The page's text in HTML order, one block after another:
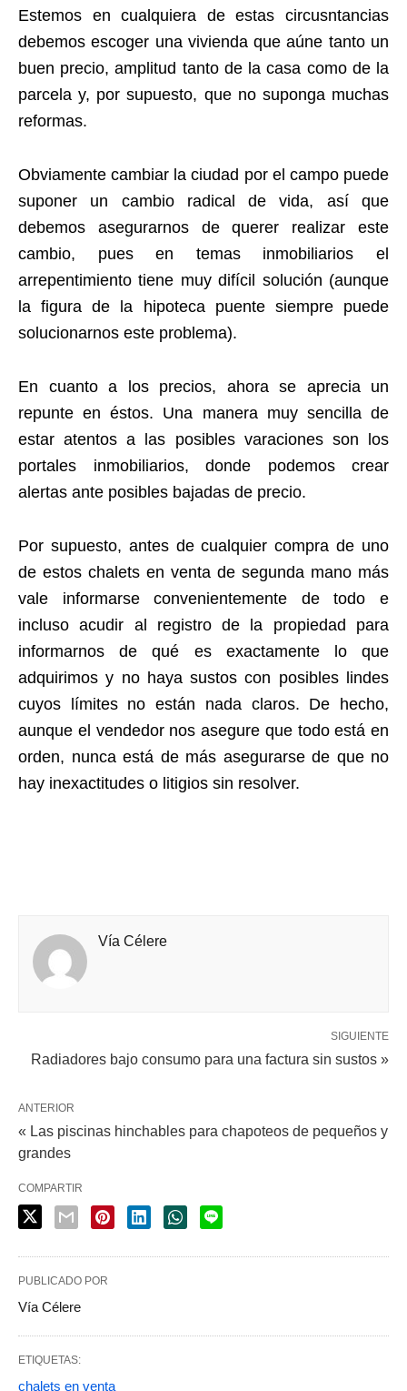
Estemos en cualquiera de estas circusntancias
debemos escoger una vivienda que aúne tanto un
buen precio, amplitud tanto de la casa como de la
parcela y, por supuesto, que no suponga muchas
reformas.
Obviamente cambiar la ciudad por el campo puede
suponer un cambio radical de vida, así que
debemos asegurarnos de querer realizar este
cambio, pues en temas inmobiliarios el
arrepentimiento tiene muy difícil solución (aunque
la figura de la hipoteca puente siempre puede
solucionarnos este problema).
En cuanto a los precios, ahora se aprecia un
repunte en éstos. Una manera muy sencilla de
estar atentos a las posibles varaciones son los
portales inmobiliarios, donde podemos crear
alertas ante posibles bajadas de precio.
Por supuesto, antes de cualquier compra de uno
de estos chalets en venta de segunda mano más
vale informarse convenientemente de todo e
incluso acudir al registro de la propiedad para
informarnos de qué es exactamente lo que
adquirimos y no haya sustos con posibles lindes
cuyos límites no están nada claros. De hecho,
aunque el vendedor nos asegure que todo está en
orden, nunca está de más asegurarse de que no
hay inexactitudes o litigios sin resolver.
Vía Célere
SIGUIENTE
Radiadores bajo consumo para una factura sin sustos »
ANTERIOR
« Las piscinas hinchables para chapoteos de pequeños y
grandes
COMPARTIR
PUBLICADO POR
Vía Célere
ETIQUETAS:
chalets en venta